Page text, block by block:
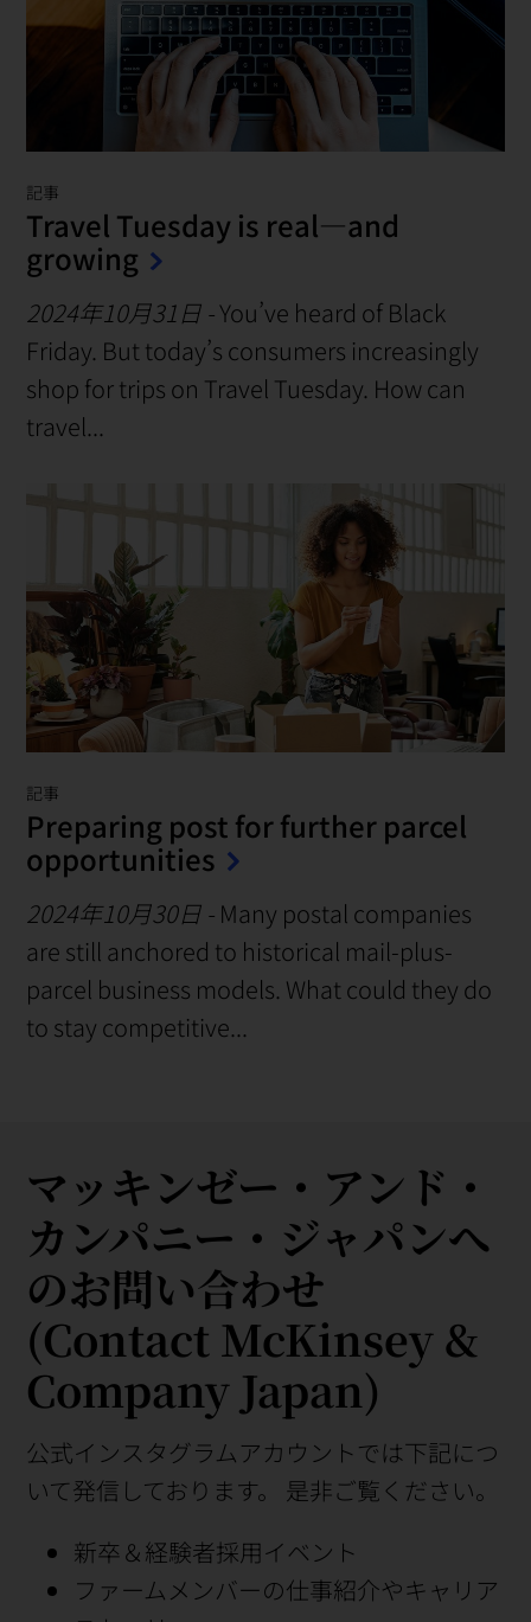
記事
Travel Tuesday is real—and
growing
2024年10月31日 -You’ve heard of Black
Friday. But today’s consumers increasingly
shop for trips on Travel Tuesday. How can
travel...
記事
Preparing post for further parcel
opportunities
2024年10月30日 - Many postal companies
are still anchored to historical mail-plus-
parcel business models. What could they do
to stay competitive...
マッキンゼー・アンド・
カンパニー・ジャパンへ
のお問い合わせ
(Contact McKinsey &
Company Japan)
公式インスタグラムアカウントでは下記につ
いて発信しております。 是非ご覧ください。
新卒＆経験者採用イベント
ファームメンバーの仕事紹介やキャリア